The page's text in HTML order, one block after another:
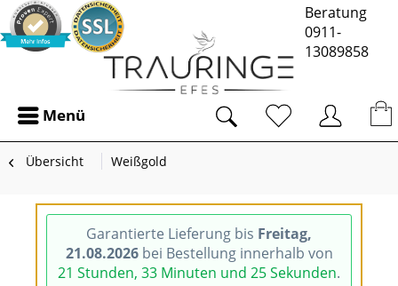
Beratung
0911-
13089858
Menü
Übersicht Weißgold
Garantierte Lieferung bis Freitag,
21.08.2026bei Bestellung innerhalb von
21 Stunden, 33 Minuten und 25 Sekunden.